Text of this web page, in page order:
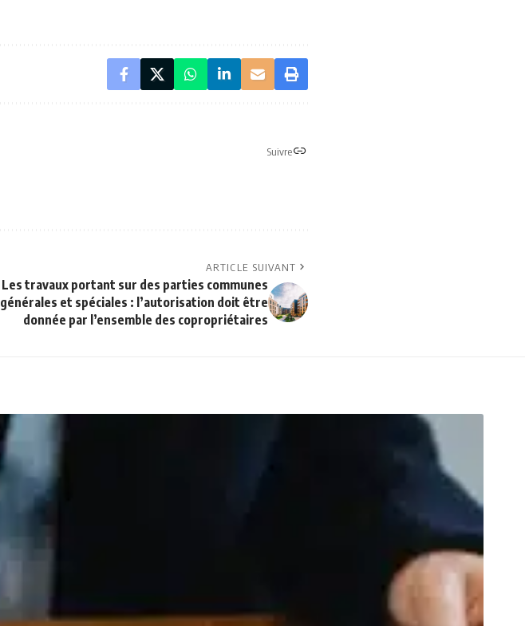
Suivre
ARTICLE SUIVANT
Les travaux portant sur des parties communes
générales et spéciales : l’autorisation doit être
donnée par l’ensemble des copropriétaires